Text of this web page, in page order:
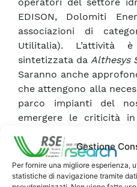
Gestione
Per fornire una migliore esperienza,
statistiche di navigazione tramite
operatori del settore
EDISON, Dolomiti
associazioni di
Utilitalia). L’attività
sintetizzata da Althesys
Saranno anche
che attengono alla
parco impianti del
emergere le criticità
normativo nazionale
canoni e concessioni,
la maggiore